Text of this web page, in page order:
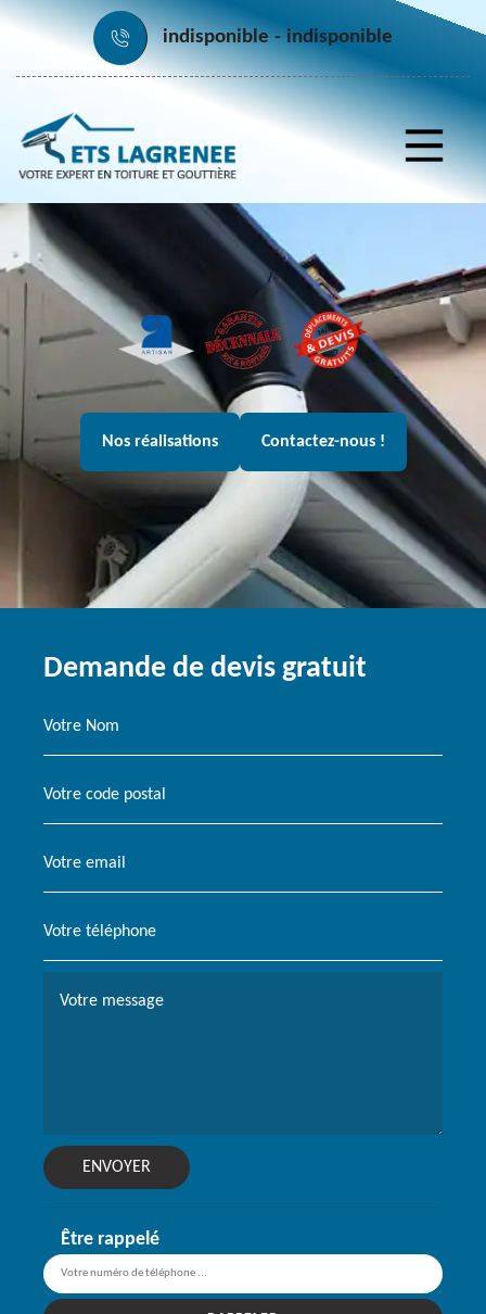
indisponible indisponible
Nos réalisations Contactez-nous !
Demande de devis gratuit
Être rappelé